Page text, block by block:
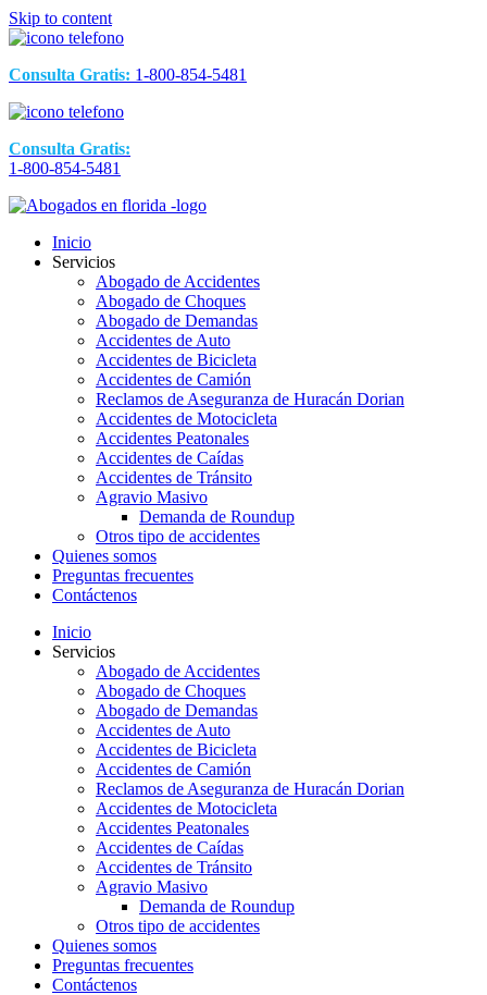
Skip to content
Consulta Gratis: 1-800-854-5481
Consulta Gratis:
1-800-854-5481
Inicio
Servicios
Abogado de Accidentes
Abogado de Choques
Abogado de Demandas
Accidentes de Auto
Accidentes de Bicicleta
Accidentes de Camión
Reclamos de Aseguranza de Huracán Dorian
Accidentes de Motocicleta
Accidentes Peatonales
Accidentes de Caídas
Accidentes de Tránsito
Agravio Masivo
Demanda de Roundup
Otros tipo de accidentes
Quienes somos
Preguntas frecuentes
Contáctenos
Inicio
Servicios
Abogado de Accidentes
Abogado de Choques
Abogado de Demandas
Accidentes de Auto
Accidentes de Bicicleta
Accidentes de Camión
Reclamos de Aseguranza de Huracán Dorian
Accidentes de Motocicleta
Accidentes Peatonales
Accidentes de Caídas
Accidentes de Tránsito
Agravio Masivo
Demanda de Roundup
Otros tipo de accidentes
Quienes somos
Preguntas frecuentes
Contáctenos